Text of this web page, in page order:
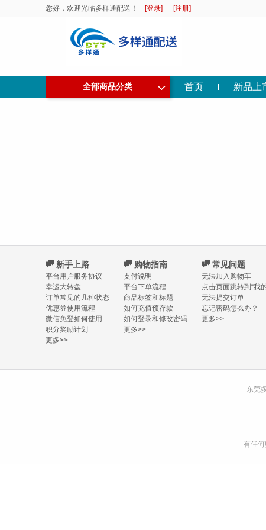
您好，欢迎光临多样通配送！ [登录] [注册]
全部商品分类 ◇ 首页 新品上
C新手上路
平台用户服务协议
幸运大转盘
订单常见的几种状态
优惠券使用流程
微信免登如何使用
积分奖励计划
更多>>
C购物指南
支付说明
平台下单流程
商品标签和标题
如何充值预存款
如何登录和修改密码
更多>>
C常见问题
无法加入购物车
点击页面跳转到“我
无法提交订单
忘记密码怎么办？
更多>>
东莞
有任